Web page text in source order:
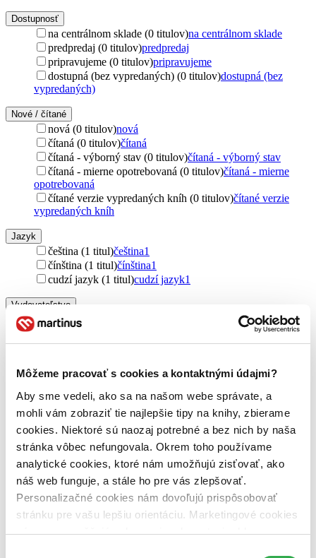
Môžeme pracovať s cookies a kontaktnými údajmi?
Aby sme vedeli, ako sa na našom webe správate, a
mohli vám zobraziť tie najlepšie tipy na knihy, zbierame
cookies. Niektoré sú naozaj potrebné a bez nich by naša
stránka vôbec nefungovala. Okrem toho používame
analytické cookies, ktoré nám umožňujú zisťovať, ako
náš web funguje, a stále ho pre vás zlepšovať.
Personalizačné cookies nám dovoľujú prispôsobovať
stránku pre vašu lepšiu orientáciu. Marketingové cookies
nám zas umožňujú zobrazenie relevantnej reklamy.
Dostupnosť
na centrálnom sklade (0 titulov)na centrálnom sklade
predpredaj (0 titulov)predpredaj
pripravujeme (0 titulov)pripravujeme
dostupná (bez vypredaných) (0 titulov)dostupná (bez
vypredaných)
Nové / čítané
nová (0 titulov)nová
čítaná (0 titulov)čítaná
čítaná - výborný stav (0 titulov)čítaná - výborný stav
čítaná - mierne opotrebovaná (0 titulov)čítaná - mierne
opotrebovaná
čítané verzie vypredaných kníh (0 titulov)čítané verzie
vypredaných kníh
Jazyk
čeština (1 titul)čeština1
čínština (1 titul)čínština1
cudzí jazyk (1 titul)cudzí jazyk1
Vydavateľstvo
Hollywood (1 titul)
Obal
Zoradiť
Bestsellery
Top hodnotené
Najdrahšie
Najlacnejšie